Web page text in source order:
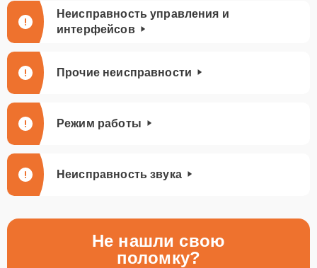
Неисправность управления и
интерфейсов
Прочие неисправности
Режим работы
Неисправность звука
Не нашли свою
поломку?